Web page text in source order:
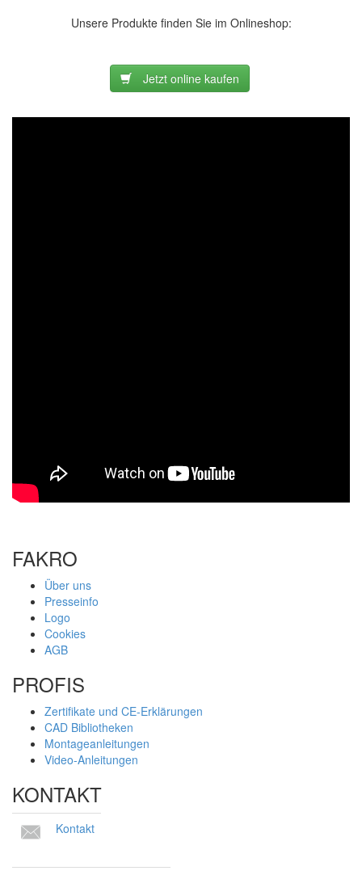
Unsere Produkte finden Sie im Onlineshop:
Jetzt online kaufen
FAKRO
Über uns
Presseinfo
Logo
Cookies
AGB
PROFIS
Zertifikate und CE-Erklärungen
CAD Bibliotheken
Montageanleitungen
Video-Anleitungen
KONTAKT
Kontakt